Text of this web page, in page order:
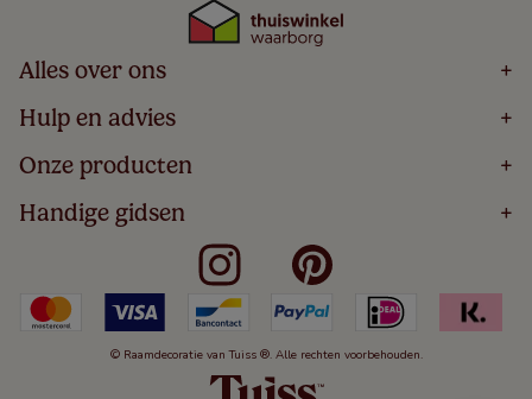
Alles over ons +
Home
Over
Bestellen
Winacties
Veelgestelde Vragen
Hulp en advies +
Volg Je Bestelling
Levering
5 Jaar Garantie
Algemene Voorwaarden
Kindveiligheid
Cookies
Herroepingsrecht
Onze producten +
Houten Jaloezieën
Rolgordijnen
Verticale Jaloezieën
Duo Rolgordijnen
Duo Plisségordijnen
Handige gidsen +
Meten Voor Raamdecoratie
Badkamer Raamdecoratie
Slaapkamer Raamdecoratie
Keuken Raamdecoratie
De Jaloezieën Gids
Jaloezieënwoordenboek
© Raamdecoratie van Tuiss ®. Alle rechten voorbehouden.